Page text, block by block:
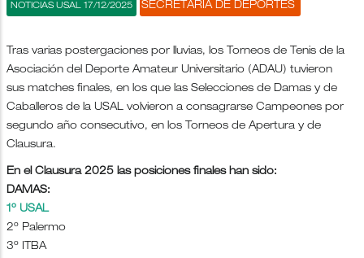
SECRETARÍA DE DEPORTES
NOTICIAS USAL 17/12/2025
Tras varias postergaciones por lluvias, los Torneos de Tenis de la
Asociación del Deporte Amateur Universitario (ADAU) tuvieron
sus matches finales, en los que las Selecciones de Damas y de
Caballeros de la USAL volvieron a consagrarse Campeones por
segundo año consecutivo, en los Torneos de Apertura y de
Clausura.
En el Clausura 2025 las posiciones finales han sido:
DAMAS:
1º USAL
2º Palermo
3º ITBA